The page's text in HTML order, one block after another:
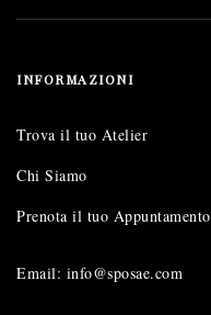
INFORMAZIONI
Trova il tuo Atelier
Chi Siamo
Prenota il tuo Appuntamento
Email: info@sposae.com